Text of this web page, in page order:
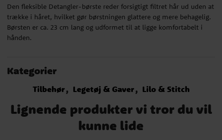
Den fleksible Detangler-børste reder forsigtigt filtret hår ud uden at
trække i håret, hvilket gør børstningen glattere og mere behagelig.
Børsten er ca. 23 cm lang og udformet til at ligge komfortabelt i
hånden.
Kategorier
Tilbehør Legetøj & Gaver Lilo & Stitch
Lignende produkter vi tror du vil
kunne lide